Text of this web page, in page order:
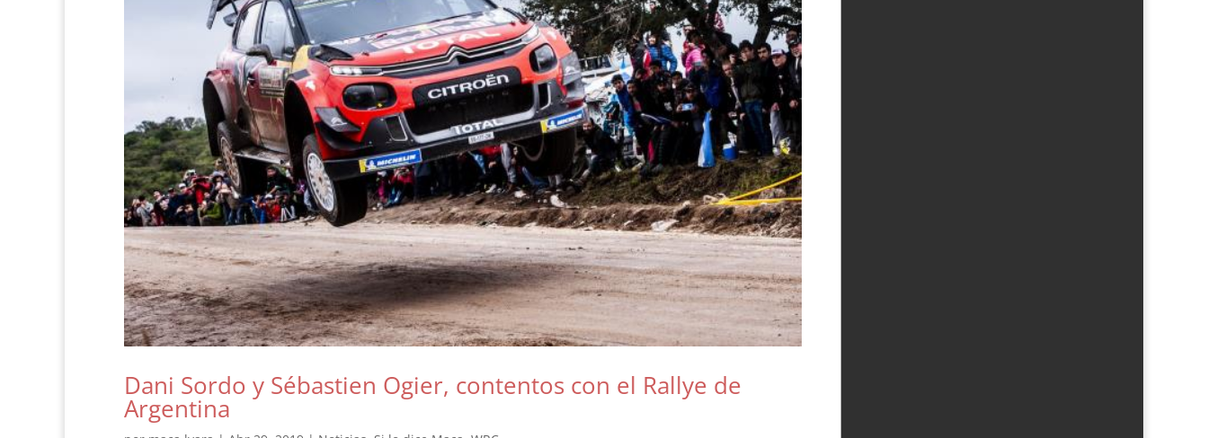
Dani Sordo y Sébastien Ogier, contentos con el Rallye de
Argentina